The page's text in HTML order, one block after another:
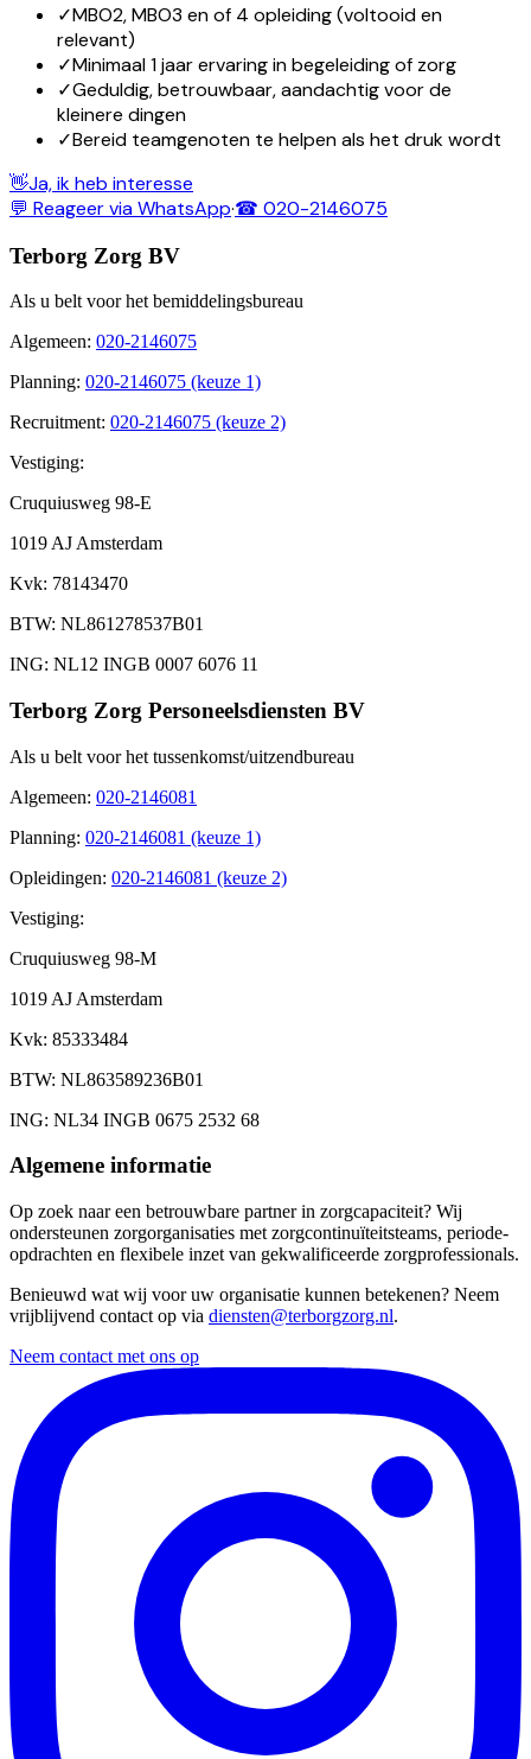
✓MBO2, MBO3 en of 4 opleiding (voltooid en
relevant)
✓Minimaal 1 jaar ervaring in begeleiding of zorg
✓Geduldig, betrouwbaar, aandachtig voor de
kleinere dingen
✓Bereid teamgenoten te helpen als het druk wordt
👋Ja, ik heb interesse
💬 Reageer via WhatsApp·☎ 020-2146075
Terborg Zorg BV
Als u belt voor het bemiddelingsbureau
Algemeen: 020-2146075
Planning: 020-2146075 (keuze 1)
Recruitment: 020-2146075 (keuze 2)
Vestiging:
Cruquiusweg 98-E
1019 AJ Amsterdam
Kvk: 78143470
BTW: NL861278537B01
ING: NL12 INGB 0007 6076 11
Terborg Zorg Personeelsdiensten BV
Als u belt voor het tussenkomst/uitzendbureau
Algemeen: 020-2146081
Planning: 020-2146081 (keuze 1)
Opleidingen: 020-2146081 (keuze 2)
Vestiging:
Cruquiusweg 98-M
1019 AJ Amsterdam
Kvk: 85333484
BTW: NL863589236B01
ING: NL34 INGB 0675 2532 68
Algemene informatie
Op zoek naar een betrouwbare partner in zorgcapaciteit? Wij
ondersteunen zorgorganisaties met zorgcontinuïteitsteams, periode-
opdrachten en flexibele inzet van gekwalificeerde zorgprofessionals.
Benieuwd wat wij voor uw organisatie kunnen betekenen? Neem
vrijblijvend contact op via diensten@terborgzorg.nl.
Neem contact met ons op